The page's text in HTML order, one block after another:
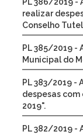
realizar
Conselho
PL 385/2019 -
Municipal do
PL 383/2019 -
despesas com
2019".
PL 382/2019 -